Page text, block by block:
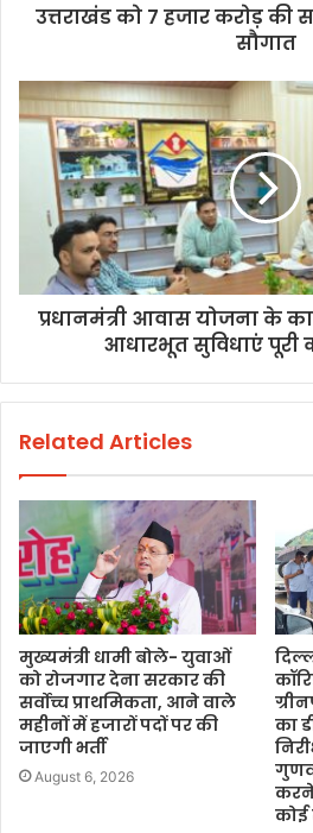
उत्तराखंड को 7 हजार करोड़
सौगात
प्रधानमंत्री आवास योजना के
आधारभूत सुविधाएं पूरी
Related Articles
मुख्यमंत्री धामी बोले- युवाओं
को रोजगार देना सरकार की
सर्वोच्च प्राथमिकता, आने वाले
महीनों में हजारों पदों पर की
जाएगी भर्ती
August 6, 2026
का
करने
कोई